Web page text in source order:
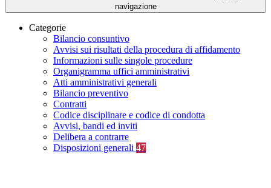
navigazione
Categorie
Bilancio consuntivo
Avvisi sui risultati della procedura di affidamento
Informazioni sulle singole procedure
Organigramma uffici amministrativi
Atti amministrativi generali
Bilancio preventivo
Contratti
Codice disciplinare e codice di condotta
Avvisi, bandi ed inviti
Delibera a contrarre
Disposizioni generali 47